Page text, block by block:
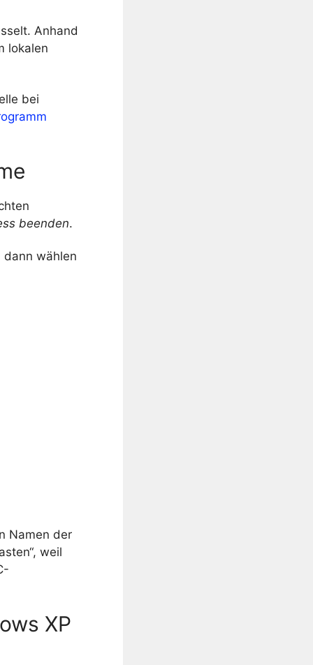
Anhand
lokalen
bei
beenden.
dann wählen
Namen der
weil
XP